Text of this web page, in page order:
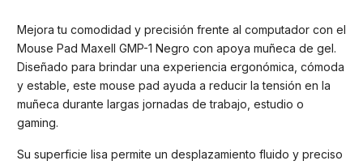
Mejora tu comodidad y precisión frente al computador con el
Mouse Pad Maxell GMP-1 Negro con apoya muñeca de gel.
Diseñado para brindar una experiencia ergonómica, cómoda
y estable, este mouse pad ayuda a reducir la tensión en la
muñeca durante largas jornadas de trabajo, estudio o
gaming.
Su superficie lisa permite un desplazamiento fluido y preciso